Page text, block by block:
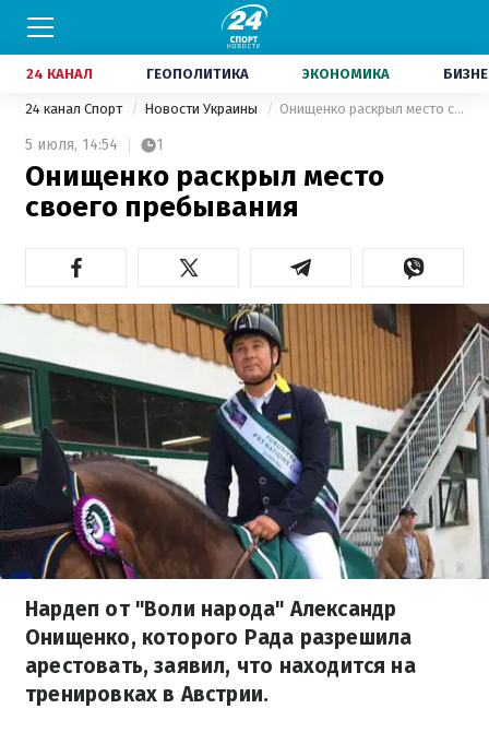
24 КАНАЛ ГЕОПОЛИТИКА ЭКОНОМИКА
24 канал Спорт Новости Украины Онищенко раскрыл место своего пребывания
5 июля, 14:54 1
Онищенко раскрыл место
своего пребывания
Нардеп от "Воли народа" Александр
Онищенко, которого Рада разрешила
арестовать, заявил, что находится на
тренировках в Австрии.